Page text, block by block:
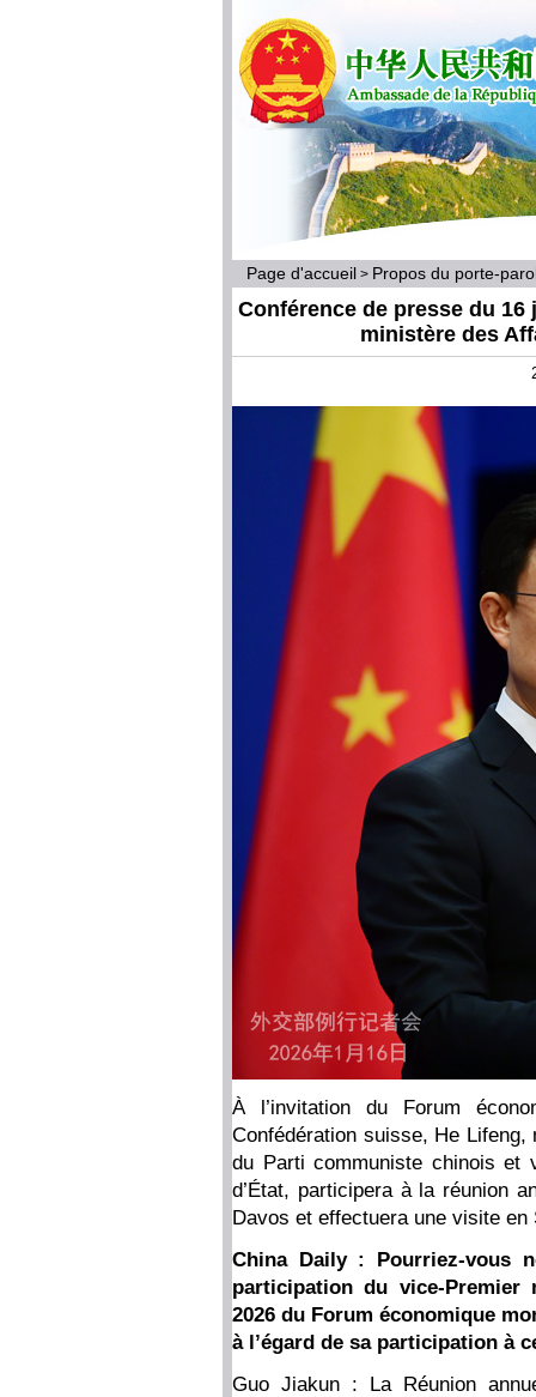
Page d'accueil > Propos du porte-
Conférence de presse du
ministère des
À l’invitation du Forum
Confédération suisse, He
du Parti communiste chinois et
d’État, participera à la réunion
Davos et effectuera une visite
China Daily : Pourriez-vous
participation du vice-
2026 du Forum économique
à l’égard de sa participation à
Guo Jiakun : La Réunion